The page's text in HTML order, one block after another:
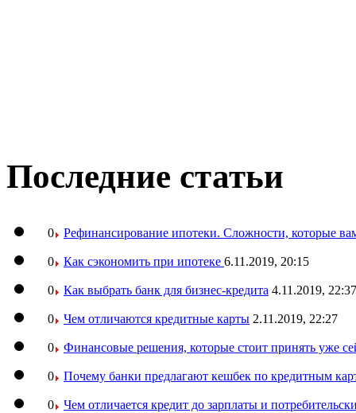
Последние статьи
0 Рефинансирование ипотеки. Сложности, которые
0 Как сэкономить при ипотеке 6.11.2019, 20:15
0 Как выбрать банк для бизнес-кредита 4.11.2019, 22:37
0 Чем отличаются кредитные карты 2.11.2019, 22:27
0 Финансовые решения, которые стоит принять уже
0 Почему банки предлагают кешбек по кредитным
0 Чем отличается кредит до зарплаты и